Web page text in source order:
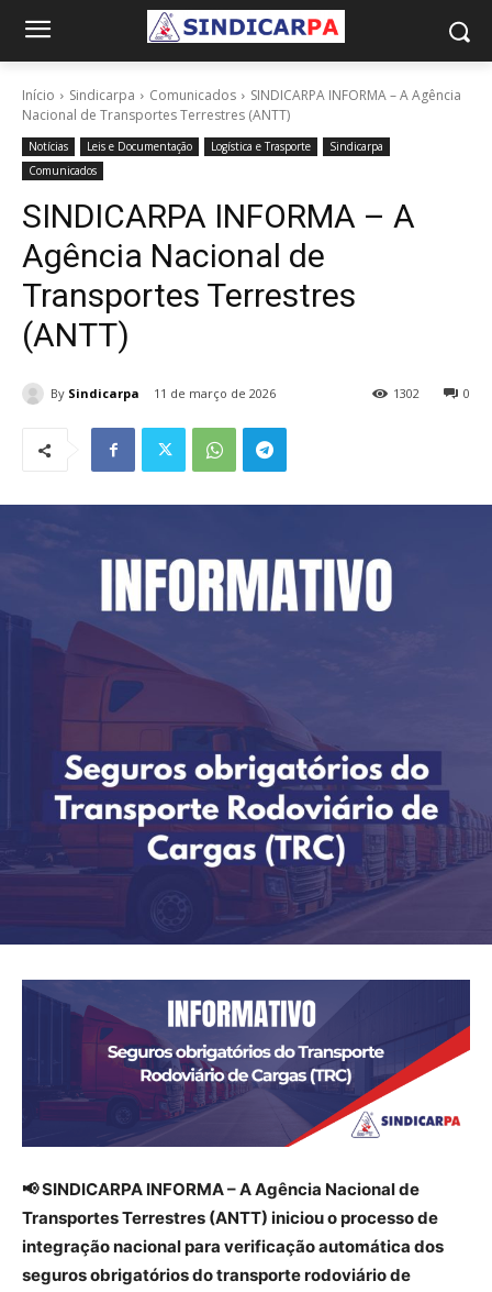
Início Sindicarpa Comunicados
SINDICARPA INFORMA – A Agência
Nacional de Transportes Terrestres (ANTT)
Notícias Leis e Documentação Logística e Trasporte
Sindicarpa
Comunicados
SINDICARPA INFORMA – A
Agência Nacional de
Transportes Terrestres
(ANTT)
By Sindicarpa 11 de março de 2026 0
1302
📢 SINDICARPA INFORMA – A Agência Nacional de
Transportes Terrestres (ANTT) iniciou o processo de
integração nacional para verificação automática dos
seguros obrigatórios do transporte rodoviário de